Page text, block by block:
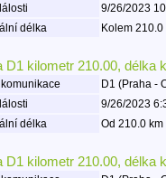
9/26/2023
délka
Kolem
D1 kilometr 210.00, délka
D1 (Praha -
9/26/2023
délka
Od 210.0
D1 kilometr 210.00, délka